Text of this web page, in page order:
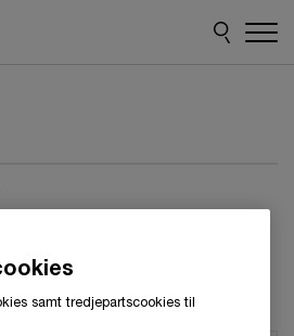
skal udfyldes.(
Møller Friis
samt tredjepartscookies til